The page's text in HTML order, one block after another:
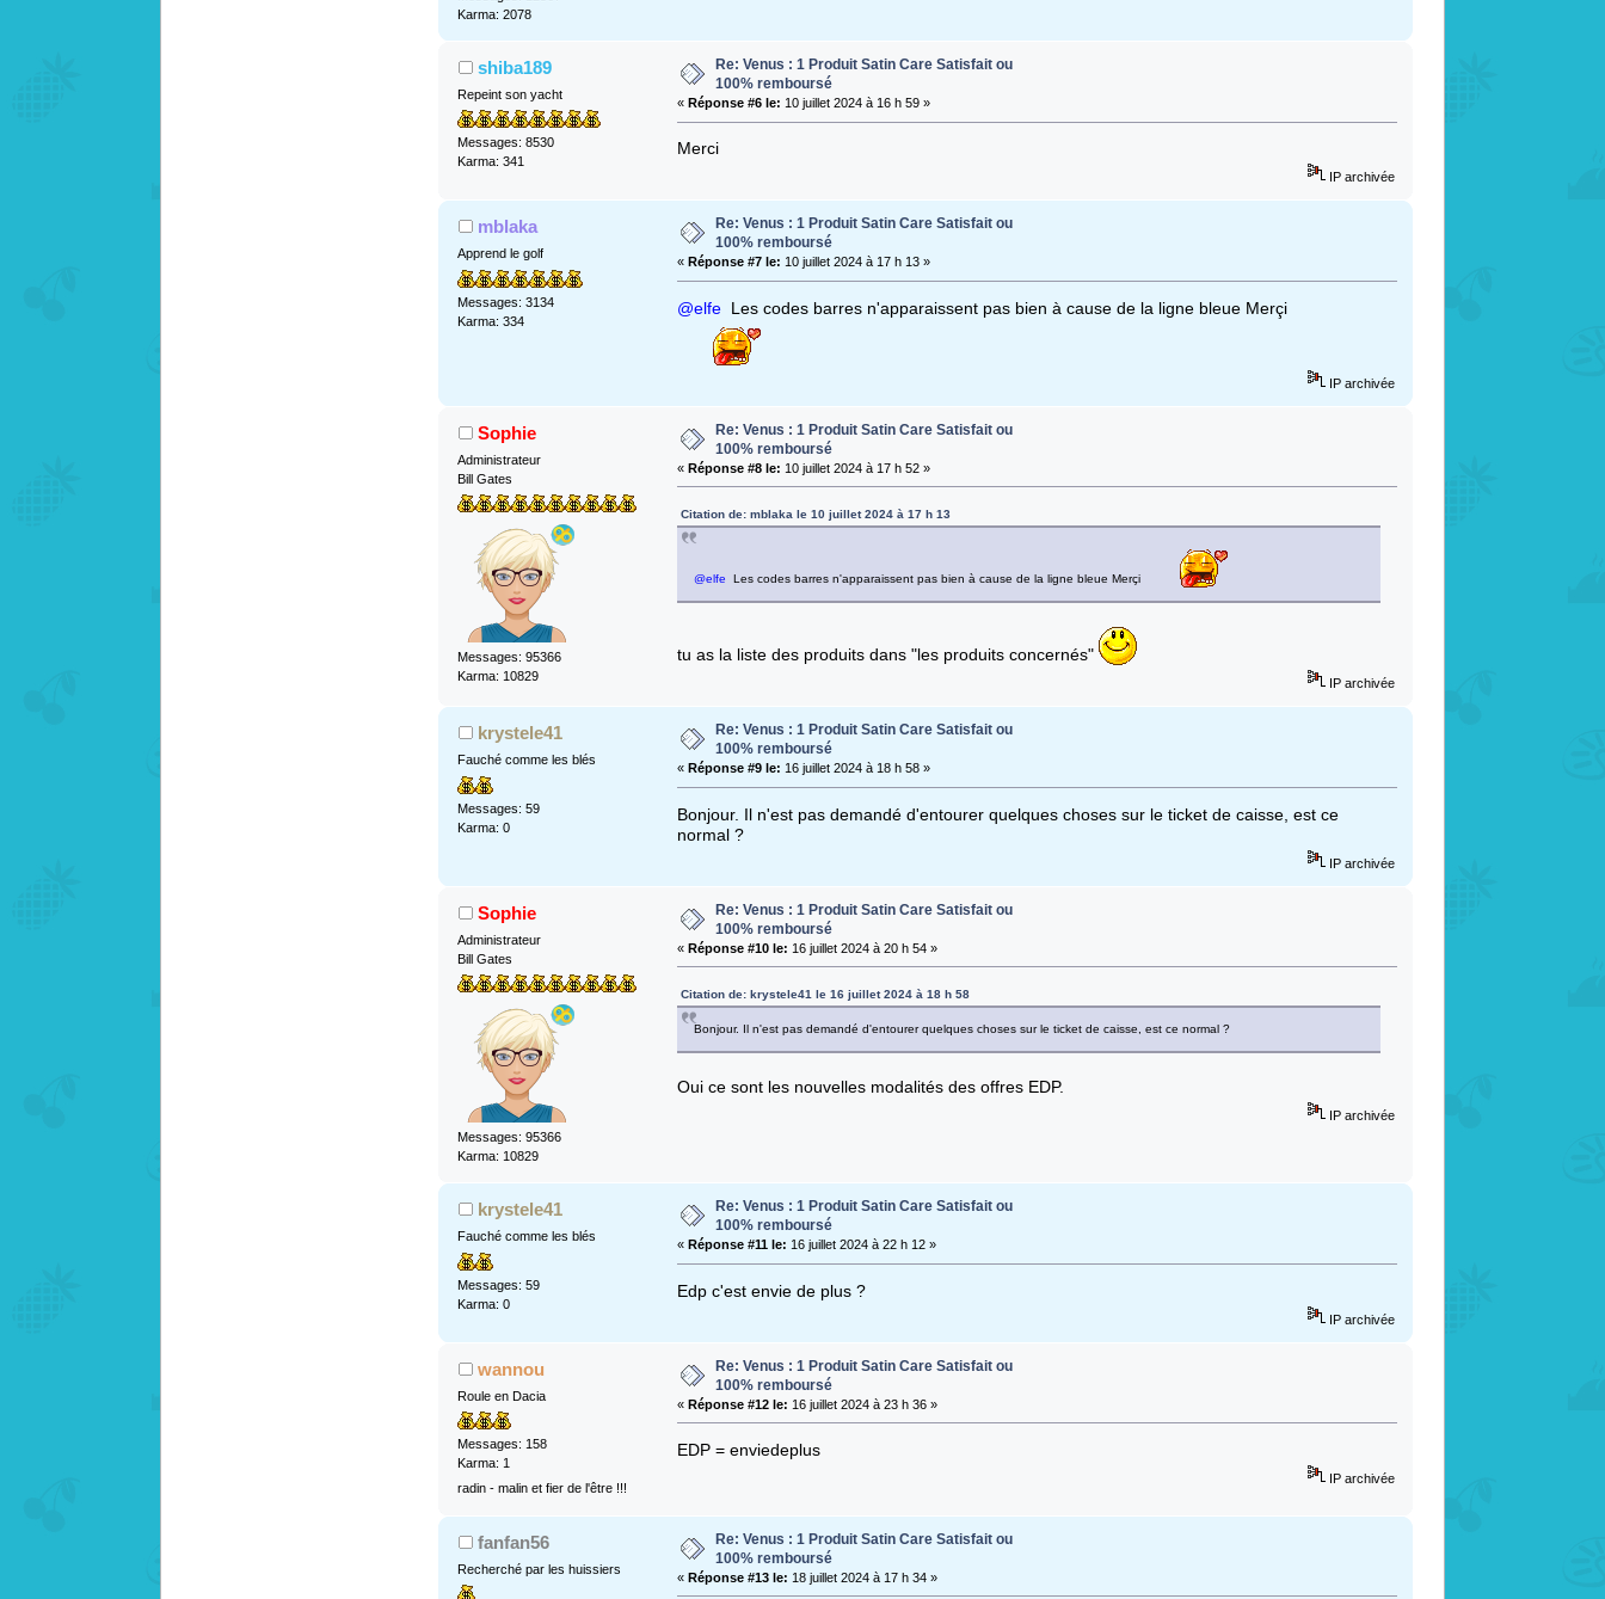
Karma: 2078
shiba189
Repeint son yacht
Messages: 8530
Karma: 341
Re: Venus : 1 Produit Satin Care Satisfait ou
100% remboursé
«Réponse #6 le: 10 juillet 2024 à 16 h 59 »
Merci
IP archivée
mblaka
Apprend le golf
Messages: 3134
Karma: 334
Re: Venus : 1 Produit Satin Care Satisfait ou
100% remboursé
« Réponse #7 le: 10 juillet 2024 à 17 h 13 »
@elfe Les codes barres n'apparaissent pas bien à cause de la ligne bleue Merçi
IP archivée
Sophie
Administrateur
Bill Gates
Messages: 95366
Karma: 10829
Re: Venus : 1 Produit Satin Care Satisfait ou
100% remboursé
«Réponse #8 le: 10 juillet 2024 à 17 h 52 »
Citation de: mblaka le 10 juillet 2024 à 17 h 13
@elfe Les codes barres n'apparaissent pas bien à cause de la ligne bleue Merçi
tu as la liste des produits dans "les produits concernés"
IP archivée
krystele41
Fauché comme les blés
Messages: 59
Karma: 0
Re: Venus : 1 Produit Satin Care Satisfait ou
100% remboursé
« Réponse #9 le: 16 juillet 2024 à 18 h 58 »
Bonjour. Il n'est pas demandé d'entourer quelques choses sur le ticket de caisse, est ce
normal ?
IP archivée
Sophie
Administrateur
Bill Gates
Messages: 95366
Karma: 10829
Re: Venus : 1 Produit Satin Care Satisfait ou
100% remboursé
«Réponse #10 le: 16 juillet 2024 à 20 h 54 »
Citation de: krystele41 le 16 juillet 2024 à 18 h 58
Bonjour. Il n'est pas demandé d'entourer quelques choses sur le ticket de caisse, est ce normal ?
Oui ce sont les nouvelles modalités des offres EDP.
IP archivée
krystele41
Fauché comme les blés
Messages: 59
Karma: 0
Re: Venus : 1 Produit Satin Care Satisfait ou
100% remboursé
« Réponse #11 le: 16 juillet 2024 à 22 h 12 »
Edp c'est envie de plus ?
IP archivée
wannou
Roule en Dacia
Messages: 158
Karma: 1
radin - malin et fier de l'être !!!
Re: Venus : 1 Produit Satin Care Satisfait ou
100% remboursé
«Réponse #12 le: 16 juillet 2024 à 23 h 36 »
EDP = enviedeplus
IP archivée
fanfan56
Recherché par les huissiers
Re: Venus : 1 Produit Satin Care Satisfait ou
100% remboursé
«Réponse #13 le: 18 juillet 2024 à 17 h 34 »